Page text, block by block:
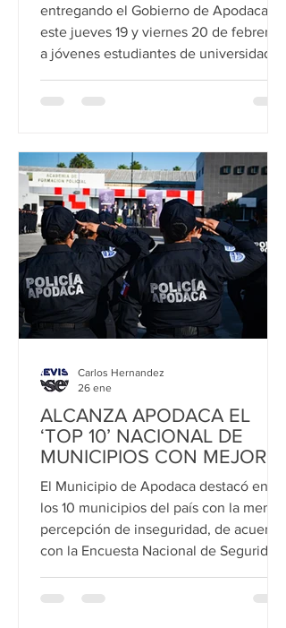
entregando el Gobierno de Apodaca
este jueves 19 y viernes 20 de febrero,
a jóvenes estudiantes de universidades
municipio. Con esta entrega, el Alcalde
lo más valioso de la comunidad
apodaquense, los jóvenes y su futuro.
“Estamos apoyando lo más valioso que
tenemos: nuestros jóvenes y su futuro,
que también es el nuestro. A
ALCANZA APODACA EL
‘TOP 10’ NACIONAL DE
MUNICIPIOS CON MEJOR
PERCEPCIÓN DE
SEGURIDAD
El Municipio de Apodaca destacó entre
los 10 municipios del país con la menor
percepción de inseguridad, de acuerdo
con la Encuesta Nacional de Seguridad
Apodaca resultó con una percepción
Carlos Hernandez
26 ene